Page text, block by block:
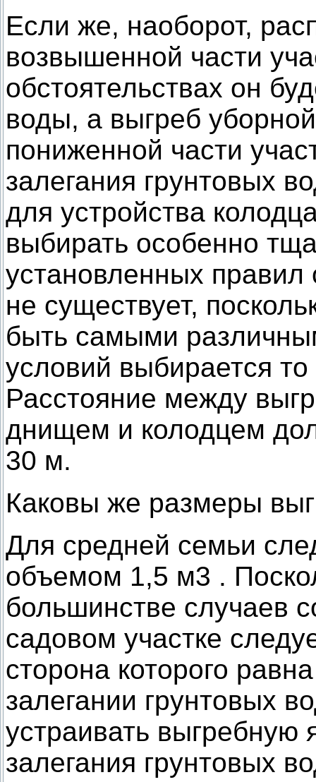
Если же, наоборот,
возвышенной части
обстоятельствах он
воды, а выгреб
пониженной части
залегания грунтовых
для устройства
выбирать особенно
установленных
не существует,
быть самыми
условий выбирается
Расстояние между
днищем и колодцем
30 м.
Каковы же размеры
Для средней семьи
объемом 1,5 м3 .
большинстве случаев
садовом участке
сторона которого
залегании грунтовых
устраивать выгребную
залегания грунтовых